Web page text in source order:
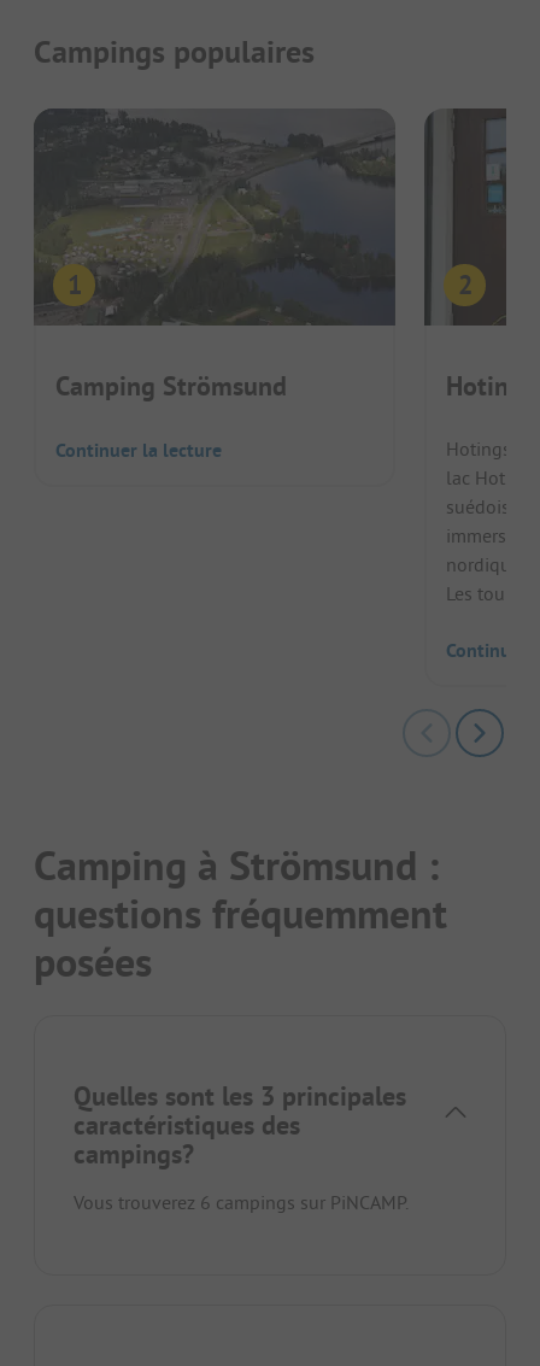
Campings populaires
Camping Strömsund
Continuer la lecture
Hotings
lac
suédois.
immersion
nordique
Les
Continuer
Camping à Strömsund :
questions fréquemment
posées
Quelles sont les 3 principales
caractéristiques des
campings?
Vous trouverez 6 campings sur PiNCAMP.